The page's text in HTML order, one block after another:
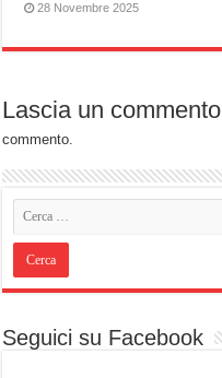
28 Novembre 2025
Lascia un commento
commento.
Seguici su Facebook